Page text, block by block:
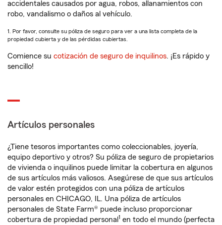
accidentales causados por agua, robos, allanamientos con
robo, vandalismo o daños al vehículo.
1. Por favor, consulte su póliza de seguro para ver a una lista completa de la
propiedad cubierta y de las pérdidas cubiertas.
Comience su cotización de seguro de inquilinos. ¡Es rápido y
sencillo!
Artículos personales
¿Tiene tesoros importantes como coleccionables, joyería,
equipo deportivo y otros? Su póliza de seguro de propietarios
de vivienda o inquilinos puede limitar la cobertura en algunos
de sus artículos más valiosos. Asegúrese de que sus artículos
de valor estén protegidos con una póliza de artículos
personales en CHICAGO, IL. Una póliza de artículos
personales de State Farm® puede incluso proporcionar
cobertura de propiedad personal 1 en todo el mundo (perfecta